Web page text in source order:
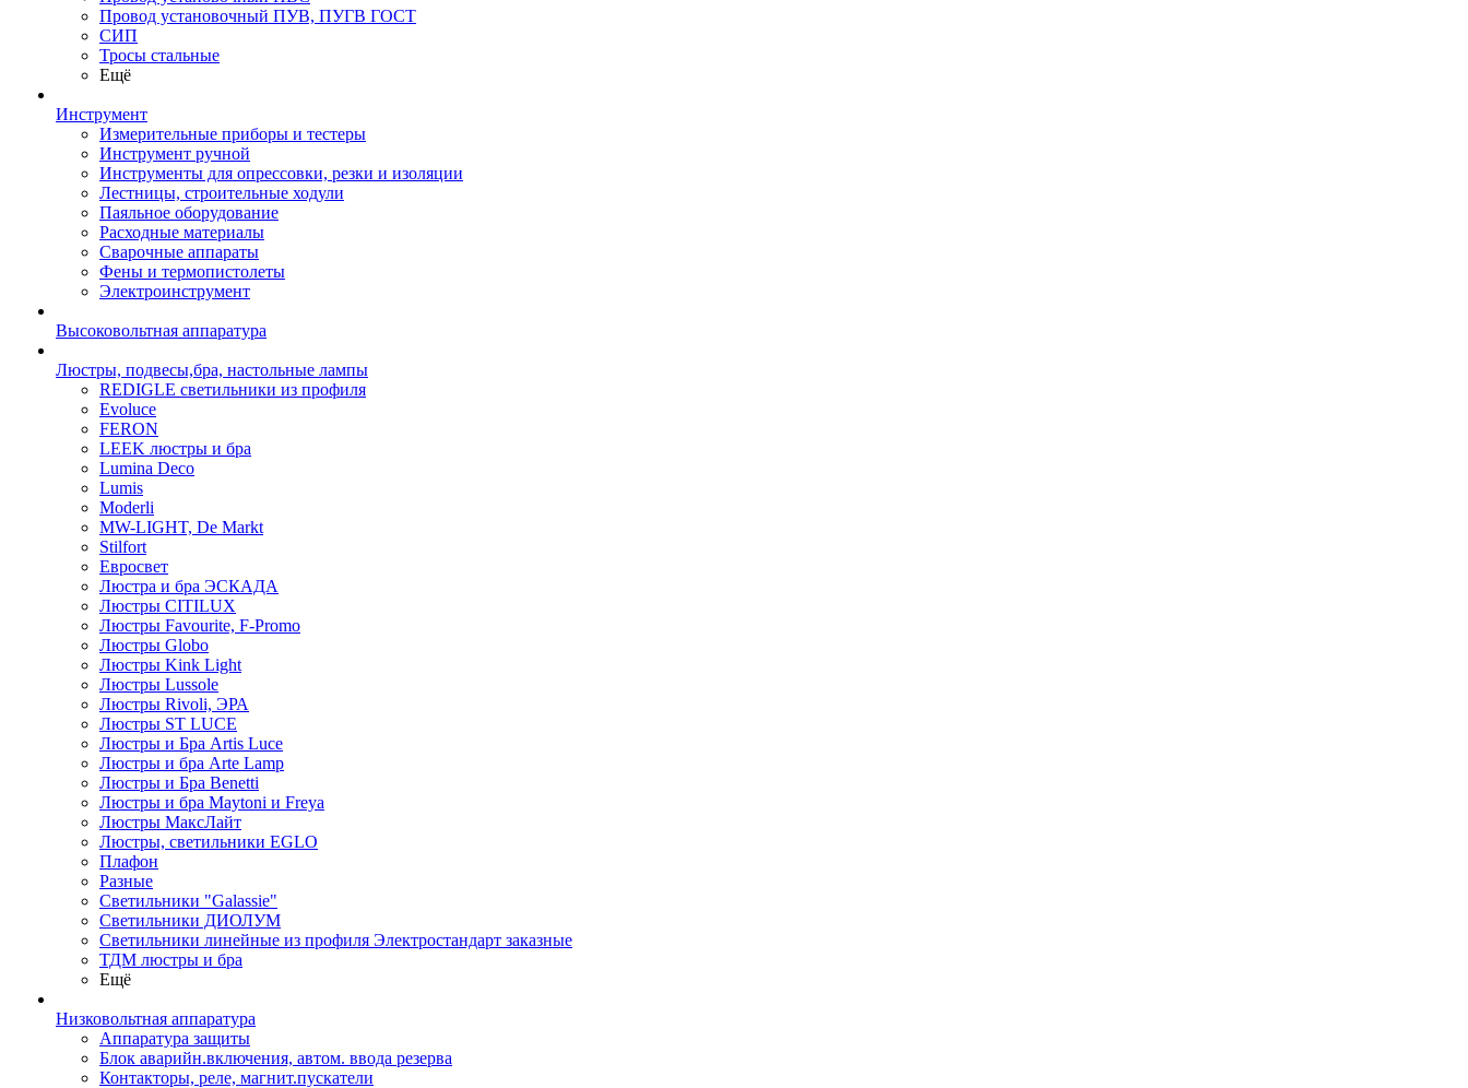
Провод установочный ПУВ, ПУГВ ГОСТ
СИП
Тросы стальные
Ещё
Инструмент
Измерительные приборы и тестеры
Инструмент ручной
Инструменты для опрессовки, резки и изоляции
Лестницы, строительные ходули
Паяльное оборудование
Расходные материалы
Сварочные аппараты
Фены и термопистолеты
Электроинструмент
Высоковольтная аппаратура
Люстры, подвесы,бра, настольные лампы
REDIGLE светильники из профиля
Evoluce
FERON
LEEK люстры и бра
Lumina Deco
Lumis
Moderli
MW-LIGHT, De Markt
Stilfort
Евросвет
Люстра и бра ЭСКАДА
Люстры CITILUX
Люстры Favourite, F-Promo
Люстры Globo
Люстры Kink Light
Люстры Lussole
Люстры Rivoli, ЭРА
Люстры ST LUCE
Люстры и Бра Artis Luce
Люстры и бра Arte Lamp
Люстры и Бра Benetti
Люстры и бра Maytoni и Freya
Люстры МаксЛайт
Люстры, светильники EGLO
Плафон
Разные
Светильники "Galassie"
Светильники ДИОЛУМ
Светильники линейные из профиля Электростандарт заказные
ТДМ люстры и бра
Ещё
Низковольтная аппаратура
Аппаратура защиты
Блок аварийн.включения, автом. ввода резерва
Контакторы, реле, магнит.пускатели